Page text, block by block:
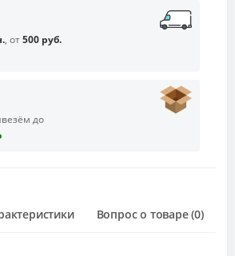
, от500 руб.
до
Вопрос о товаре (0)